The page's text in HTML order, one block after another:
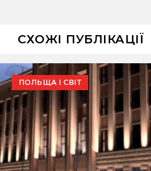
СХОЖІ ПУБЛІКАЦІЇ
ПОЛЬЩА І СВІТ